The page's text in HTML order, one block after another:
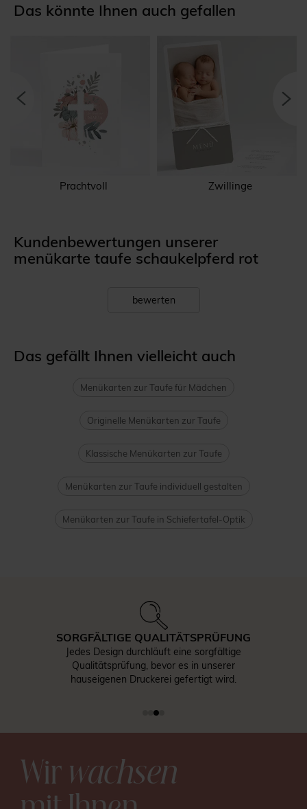
Das könnte Ihnen auch gefallen
Prachtvoll Zwillinge
Kundenbewertungen unserer
menükarte taufe schaukelpferd rot
bewerten
Das gefällt Ihnen vielleicht auch
Menükarten zur Taufe für Mädchen
Originelle Menükarten zur Taufe
Klassische Menükarten zur Taufe
Menükarten zur Taufe individuell gestalten
Menükarten zur Taufe in Schiefertafel-Optik
SORGFÄLTIGE QUALITÄTSPRÜFUNG
Jedes Design durchläuft eine sorgfältige
Qualitätsprüfung, bevor es in unserer
hauseigenen Druckerei gefertigt wird.
Wirwachsen